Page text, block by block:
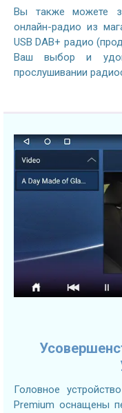
Вы также можете
онлайн-радио из
USB DAB+ радио
Ваш выбор и
прослушивании
Головное
Premium оснащены